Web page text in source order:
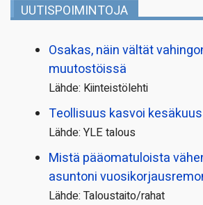
UUTISPOIMINTOJA
Osakas, näin vältät
muutostöissä
Lähde: Kiinteistölehti
Teollisuus kasvoi
Lähde: YLE talous
Mistä pääoma­tuloista
asuntoni
Lähde: Taloustaito/rahat